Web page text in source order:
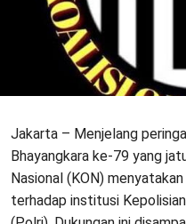
Jakarta – Menjelang
Bhayangkara ke-79 yang
Nasional (KON)
terhadap institusi